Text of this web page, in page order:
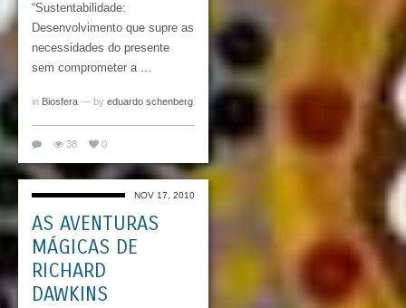
“Sustentabilidade:
Desenvolvimento que supre as
necessidades do presente
sem comprometer a ...
in Biosfera — by eduardo schenberg
38 0
NOV 17, 2010
AS AVENTURAS
MÁGICAS DE
RICHARD
DAWKINS